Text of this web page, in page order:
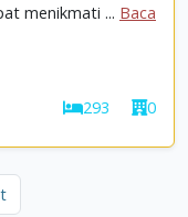
menikmati ... Baca
293 0